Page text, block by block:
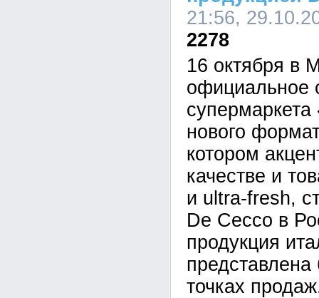
21:56,
2278
16 октября в
официальное
супермаркета
нового
котором
качестве и
и ultra-fresh,
De Cecco в
продукция
точках